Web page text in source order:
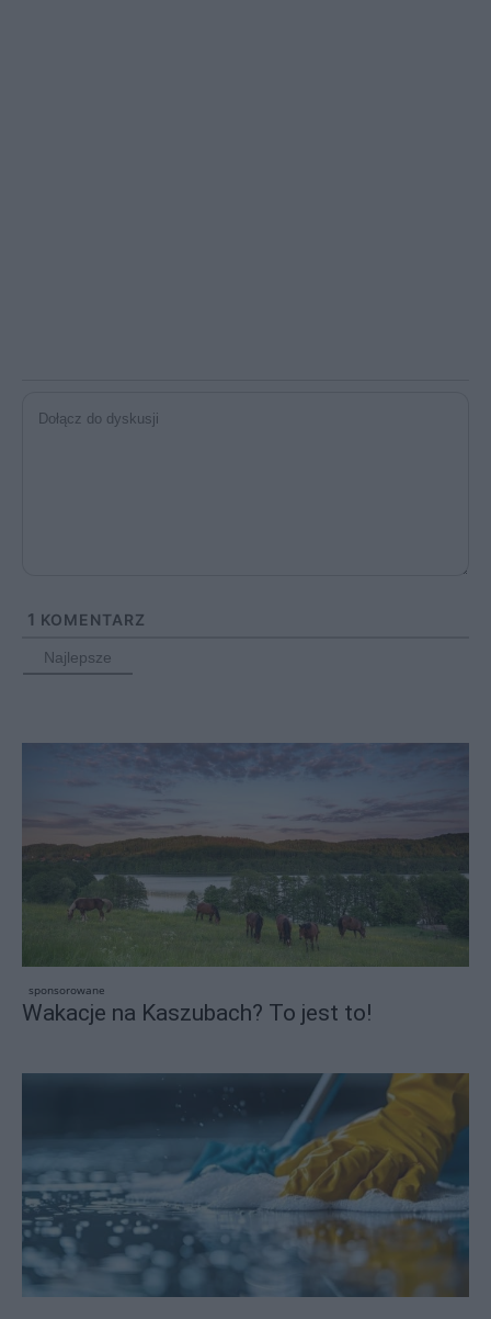
1 KOMENTARZ
Najlepsze
sponsorowane
Wakacje na Kaszubach? To jest to!